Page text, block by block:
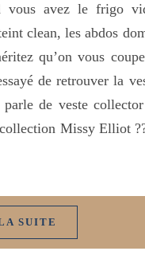
vous avez le frigo
clean, les abdos
qu’on vous
de retrouver la
de veste
Missy Elliot
SUITE